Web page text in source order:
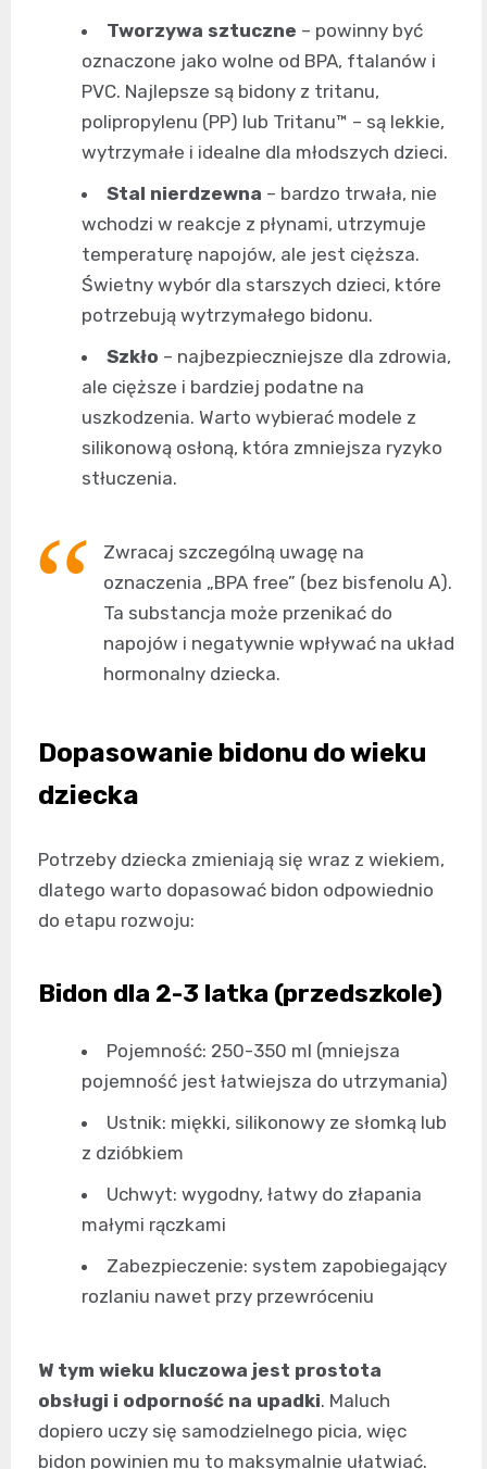
Tworzywa sztuczne – powinny być
oznaczone jako wolne od BPA, ftalanów i
PVC. Najlepsze są bidony z tritanu,
polipropylenu (PP) lub Tritanu™ – są lekkie,
wytrzymałe i idealne dla młodszych dzieci.
Stal nierdzewna – bardzo trwała, nie
wchodzi w reakcje z płynami, utrzymuje
temperaturę napojów, ale jest cięższa.
Świetny wybór dla starszych dzieci, które
potrzebują wytrzymałego bidonu.
Szkło – najbezpieczniejsze dla zdrowia,
ale cięższe i bardziej podatne na
uszkodzenia. Warto wybierać modele z
silikonową osłoną, która zmniejsza ryzyko
stłuczenia.
Zwracaj szczególną uwagę na
oznaczenia „BPA free” (bez bisfenolu A).
Ta substancja może przenikać do
napojów i negatywnie wpływać na układ
hormonalny dziecka.
Dopasowanie bidonu do wieku
dziecka
Potrzeby dziecka zmieniają się wraz z wiekiem,
dlatego warto dopasować bidon odpowiednio
do etapu rozwoju:
Bidon dla 2-3 latka (przedszkole)
Pojemność: 250-350 ml (mniejsza
pojemność jest łatwiejsza do utrzymania)
Ustnik: miękki, silikonowy ze słomką lub
z dzióbkiem
Uchwyt: wygodny, łatwy do złapania
małymi rączkami
Zabezpieczenie: system zapobiegający
rozlaniu nawet przy przewróceniu
W tym wieku kluczowa jest prostota
obsługi i odporność na upadki. Maluch
dopiero uczy się samodzielnego picia, więc
bidon powinien mu to maksymalnie ułatwiać.